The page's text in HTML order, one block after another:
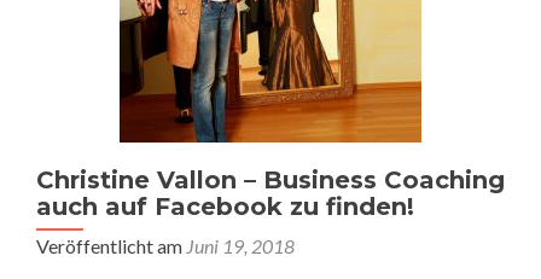
Christine Vallon – Business Coaching
auch auf Facebook zu finden!
Veröffentlicht am Juni 19, 2018